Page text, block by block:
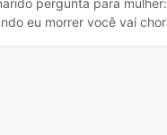
eu morrer você vai